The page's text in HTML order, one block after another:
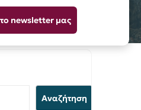
Αναζήτηση
newsletter μας